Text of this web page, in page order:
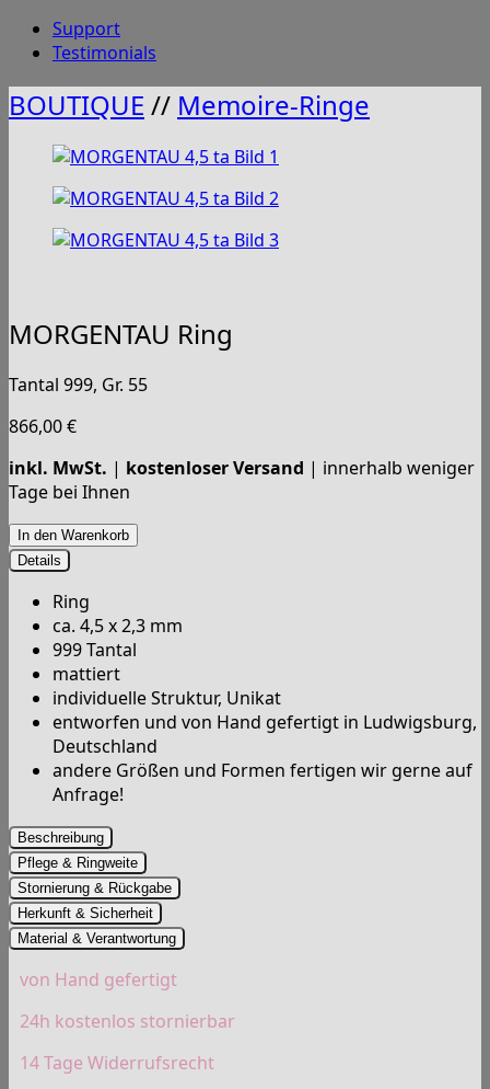
Support
Testimonials
BOUTIQUE // Memoire-Ringe
MORGENTAU Ring
Tantal 999, Gr. 55
866,00€
inkl. MwSt. | kostenloser Versand | innerhalb weniger
Tage bei Ihnen
Details
Ring
ca. 4,5 x 2,3 mm
999 Tantal
mattiert
individuelle Struktur, Unikat
entworfen und von Hand gefertigt in Ludwigsburg,
Deutschland
andere Größen und Formen fertigen wir gerne auf
Anfrage!
Beschreibung
Pflege & Ringweite
Stornierung & Rückgabe
Herkunft & Sicherheit
Material & Verantwortung
von Hand gefertigt
24h kostenlos stornierbar
14 Tage Widerrufsrecht